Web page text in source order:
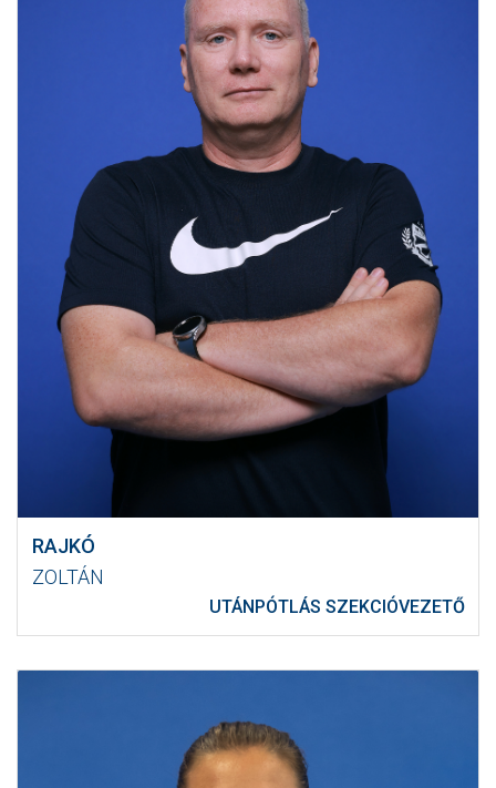
RAJKÓ
ZOLTÁN
UTÁNPÓTLÁS SZEKCIÓVEZETŐ